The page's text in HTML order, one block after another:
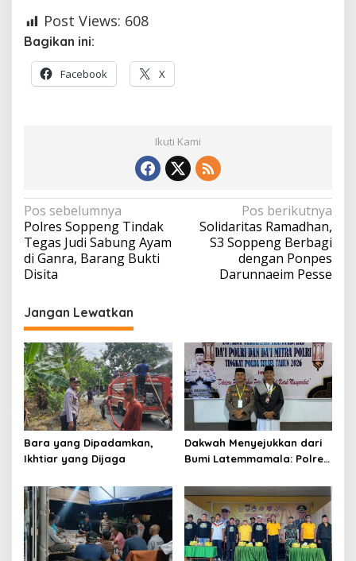
Post Views: 608
Bagikan ini:
Facebook X
Ikuti Kami
Navigasi
pos
Pos sebelumnya
Polres Soppeng Tindak
Tegas Judi Sabung Ayam
di Ganra, Barang Bukti
Disita
Pos berikutnya
Solidaritas Ramadhan,
S3 Soppeng Berbagi
dengan Ponpes
Darunnaeim Pesse
Jangan Lewatkan
Bara yang Dipadamkan,
Ikhtiar yang Dijaga
Dakwah Menyejukkan dari
Bumi Latemmamala: Polres
Kamtibmas di Lomba Dai
Polda Sulsel